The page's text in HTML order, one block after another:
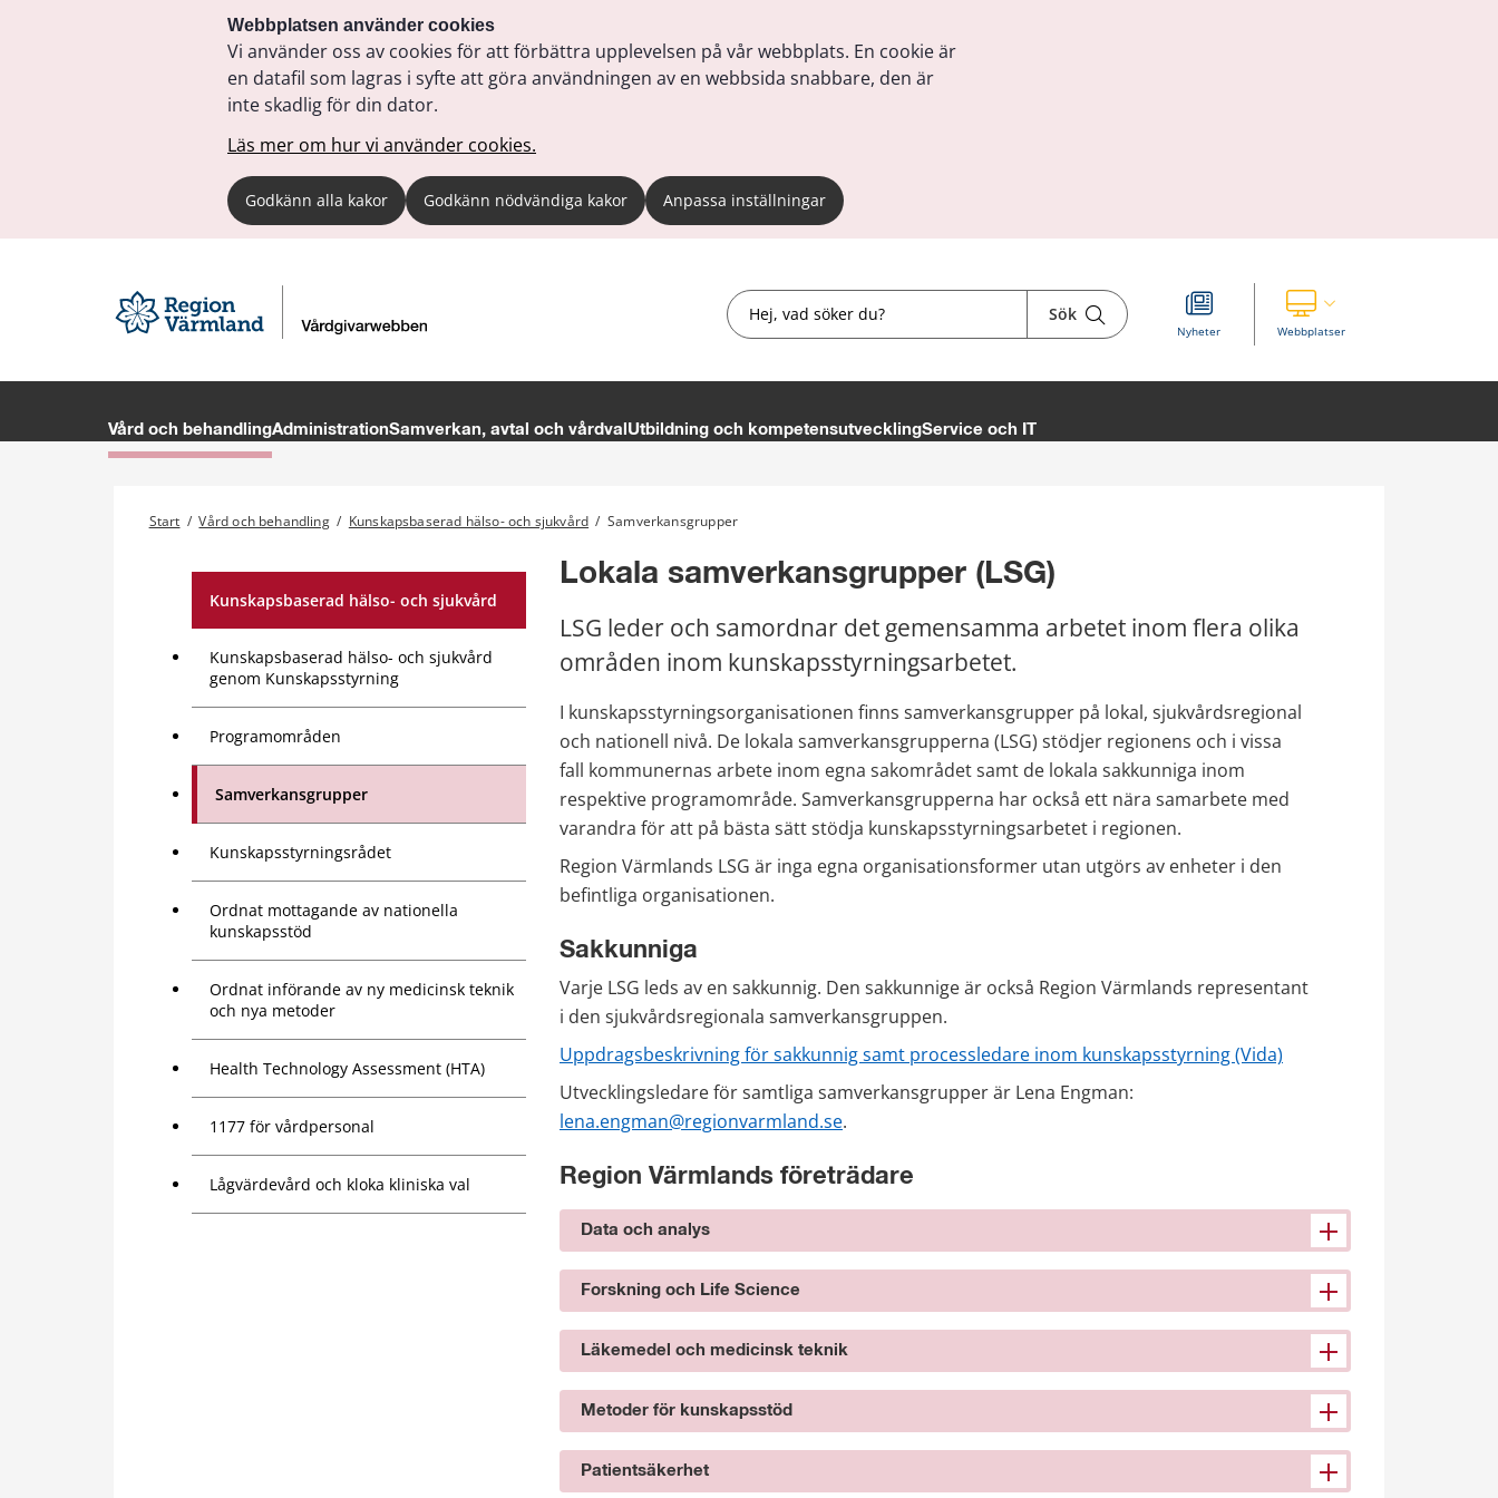
Webbplatsen använder cookies
Vi använder oss av cookies för att förbättra upplevelsen på vår webbplats. En cookie är
en datafil som lagras i syfte att göra användningen av en webbsida snabbare, den är
inte skadlig för din dator.
Läs mer om hur vi använder cookies.
Godkänn alla kakor Godkänn nödvändiga kakor Anpassa inställningar
Sök Sök
Nyheter WebbplatserVisa våra andra webbplatser
Vård och behandlingAdministrationSamverkan, avtal och vårdval Utbildning och kompetensutvecklingService och IT
Start / Vård och behandling / Kunskapsbaserad hälso- och sjukvård / Samverkansgrupper
Kunskapsbaserad hälso- och sjukvård
Kunskapsbaserad hälso- och sjukvård
genom Kunskapsstyrning
Programområden
Samverkansgrupper
Kunskapsstyrningsrådet
Ordnat mottagande av nationella
kunskapsstöd
Ordnat införande av ny medicinsk teknik
och nya metoder
Health Technology Assessment (HTA)
1177 för vårdpersonal
Lågvärdevård och kloka kliniska val
Lokala samverkansgrupper (LSG)
LSG leder och samordnar det gemensamma arbetet inom flera olika
områden inom kunskapsstyrningsarbetet.
I kunskapsstyrningsorganisationen finns samverkansgrupper på lokal, sjukvårdsregional
och nationell nivå. De lokala samverkansgrupperna (LSG) stödjer regionens och i vissa
fall kommunernas arbete inom egna sakområdet samt de lokala sakkunniga inom
respektive programområde. Samverkansgrupperna har också ett nära samarbete med
varandra för att på bästa sätt stödja kunskapsstyrningsarbetet i regionen.
Region Värmlands LSG är inga egna organisationsformer utan utgörs av enheter i den
befintliga organisationen.
Sakkunniga
Varje LSG leds av en sakkunnig. Den sakkunnige är också Region Värmlands representant
i den sjukvårdsregionala samverkansgruppen.
Uppdragsbeskrivning för sakkunnig samt processledare inom kunskapsstyrning (Vida)
lena.engman@regionvarmland.se.
Region Värmlands företrädare
Data och analys
Forskning och Life Science
Läkemedel och medicinsk teknik
Metoder för kunskapsstöd
Patientsäkerhet